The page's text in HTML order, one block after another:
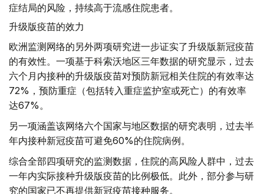
症结局的风险，持续高于流感住院患者。
升级版疫苗的效力
欧洲监测网络的另外两项研究进一步证实了升级版新冠疫苗
的有效性。一项基于科索沃地区三年数据的研究显示，过去
六个月内接种的升级版疫苗对预防新冠相关住院的有效率达
72%，预防重症（包括转入重症监护室或死亡）的有效率
达67%。
另一项涵盖该网络六个国家与地区数据的研究表明，过去半
年内接种新冠疫苗可避免60%的住院病例。
综合全部四项研究的监测数据，住院的高风险人群中，过去
一年内实际接种升级版疫苗的比例极低。此外，部分参与研
究的国家已不再提供新冠疫苗接种服务。